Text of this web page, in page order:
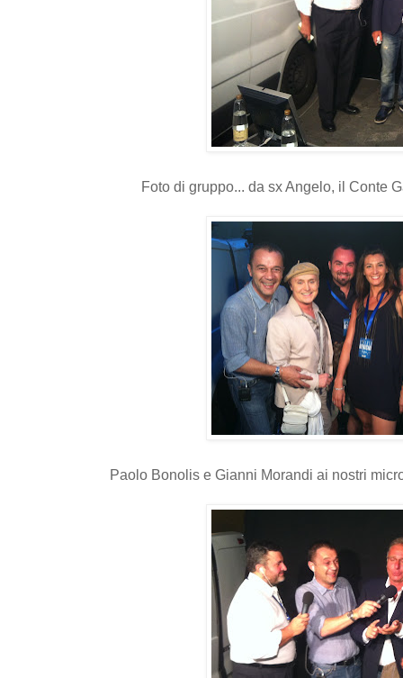
Foto di gruppo... da sx Angelo, il Conte
Paolo Bonolis e Gianni Morandi ai nostri